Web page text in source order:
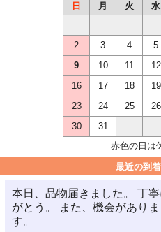
日
月 火 水
2
3 4 5
9
10 11 12
16
17 18 19
23
24 25 26
30
31
赤色の日は
最近の到
本日、品物届きました。 丁
がとう。 また、機会があり
す。